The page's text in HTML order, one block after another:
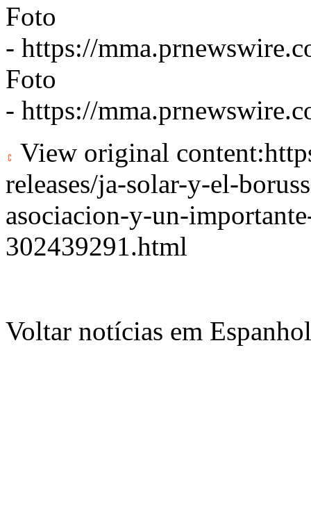
Foto
- https://
Foto
- https://
View original content:
releases/ja-solar-y-el-
asociacion-y-un-
302439291.html
Voltar notícias em Espanhol